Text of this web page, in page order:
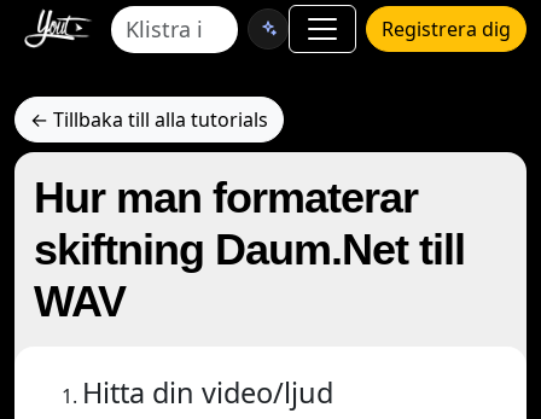
Registrera dig
← Tillbaka till alla tutorials
Hur man formaterar
skiftning Daum.Net till
WAV
Hitta din video/ljud